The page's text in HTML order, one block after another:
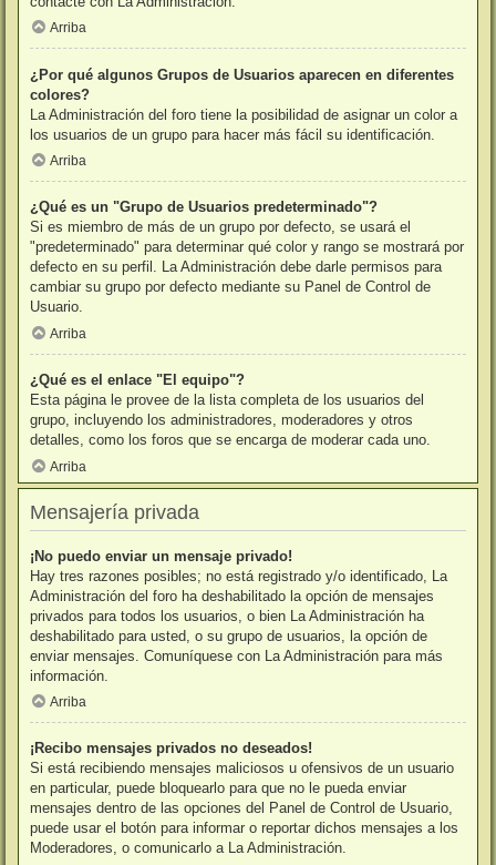
Arriba
¿Por qué algunos Grupos de Usuarios aparecen en diferentes
colores?
La Administración del foro tiene la posibilidad de asignar un color a
los usuarios de un grupo para hacer más fácil su identificación.
Arriba
¿Qué es un "Grupo de Usuarios predeterminado"?
Si es miembro de más de un grupo por defecto, se usará el
"predeterminado" para determinar qué color y rango se mostrará por
defecto en su perfil. La Administración debe darle permisos para
cambiar su grupo por defecto mediante su Panel de Control de
Usuario.
Arriba
¿Qué es el enlace "El equipo"?
Esta página le provee de la lista completa de los usuarios del
grupo, incluyendo los administradores, moderadores y otros
detalles, como los foros que se encarga de moderar cada uno.
Arriba
Mensajería privada
¡No puedo enviar un mensaje privado!
Hay tres razones posibles; no está registrado y/o identificado, La
Administración del foro ha deshabilitado la opción de mensajes
privados para todos los usuarios, o bien La Administración ha
deshabilitado para usted, o su grupo de usuarios, la opción de
enviar mensajes. Comuníquese con La Administración para más
información.
Arriba
¡Recibo mensajes privados no deseados!
Si está recibiendo mensajes maliciosos u ofensivos de un usuario
en particular, puede bloquearlo para que no le pueda enviar
mensajes dentro de las opciones del Panel de Control de Usuario,
puede usar el botón para informar o reportar dichos mensajes a los
Moderadores, o comunicarlo a La Administración.